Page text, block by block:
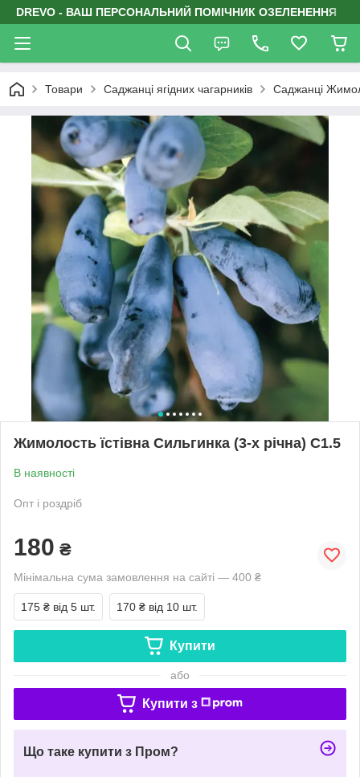
DREVO - ВАШ ПЕРСОНАЛЬНИЙ ПОМІЧНИК ОЗЕЛЕНЕННЯ
Товари Саджанці ягідних чагарників Саджанці
Жимолость їстівна Сильгинка (3-х річна) С1.5
В наявності
Опт і роздріб
180 ₴
Мінімальна сума замовлення на сайті — 400 ₴
175 ₴ від 5 шт. 170 ₴ від 10 шт.
Купити
або
Купити з
Що таке купити з Пром?